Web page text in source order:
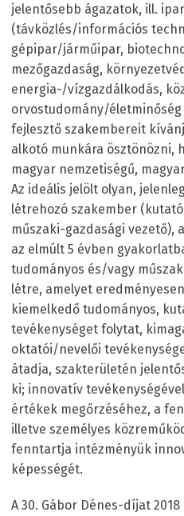
jelentősebb ágazatok, ill.
(távközlés/információs
gépipar/járműipar,
mezőgazdaság,
energia-/vízgazdálkodás,
orvostudomány/
fejlesztő szakembereit
alkotó munkára ösztönözni,
magyar nemzetiségű,
Az ideális jelölt olyan,
létrehozó szakember
műszaki-gazdasági vezető),
az elmúlt 5 évben
tudományos és/vagy
létre, amelyet
kiemelkedő tudományos,
tevékenységet folytat,
oktatói/nevelői
átadja, szakterületén
ki; innovatív
értékek megőrzéséhez, a
illetve személyes
fenntartja intézményük
képességét.
A 30. Gábor Dénes-díjat